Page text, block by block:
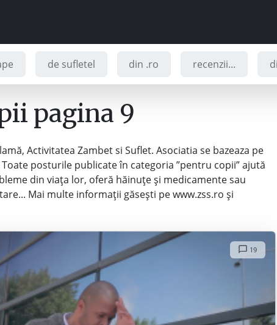
de sufletel din .ro recenzii...
pagina 9
Activitatea Zambet si Suflet. Asociatia se bazeaza pe
posturile publicate în categoria ”pentru copii” ajută
din viața lor, oferă hăinuțe și medicamente sau
Mai multe informații găsești pe www.zss.ro și
19